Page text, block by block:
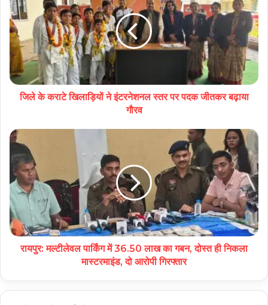
जिले के कराटे खिलाड़ियों ने इंटरनेशनल स्तर पर पदक जीतकर बढ़ाया
गौरव
रायपुर: मल्टीलेवल पार्किंग में 36.50 लाख का गबन, दोस्त ही निकला
मास्टरमाइंड, दो आरोपी गिरफ्तार